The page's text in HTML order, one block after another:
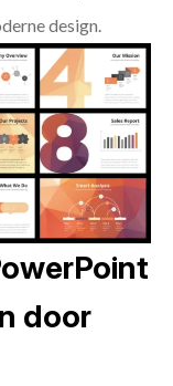
design.
door